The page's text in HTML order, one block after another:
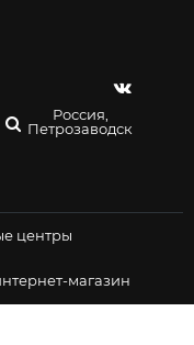
Россия,
Петрозаводск
центры
магазин